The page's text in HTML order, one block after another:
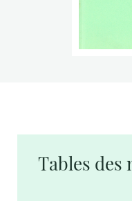
Tables des